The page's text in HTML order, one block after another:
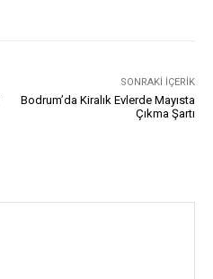
SONRAKI İÇERIK
Bodrum’da Kiralık Evlerde Mayısta
Çıkma Şartı